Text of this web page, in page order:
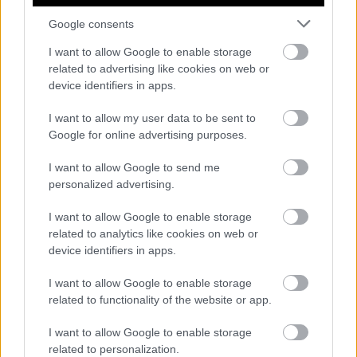
Google consents
I want to allow Google to enable storage
related to advertising like cookies on web or
device identifiers in apps.
I want to allow my user data to be sent to
Google for online advertising purposes.
I want to allow Google to send me
personalized advertising.
I want to allow Google to enable storage
related to analytics like cookies on web or
device identifiers in apps.
I want to allow Google to enable storage
related to functionality of the website or app.
I want to allow Google to enable storage
related to personalization.
Σχετικά άρθρα
Updated | Ο δεύτερος Χρυσός
Φοίνικας του Κριστιάν Μουντζίου και
γιατί οι Ρουμάνοι το κάνουν να
φαίνεται εύκολο
Wars: The Mandalorian and Grogu»
Δημήτρης Σαμόλης: «Ερωτευμένος είμαι ο